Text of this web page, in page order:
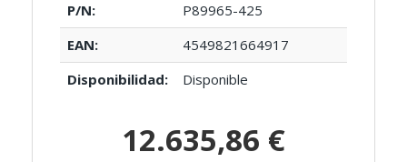
P/N:
P89965-425
EAN:
4549821664917
Disponibilidad:
Disponible
12.635,86 €